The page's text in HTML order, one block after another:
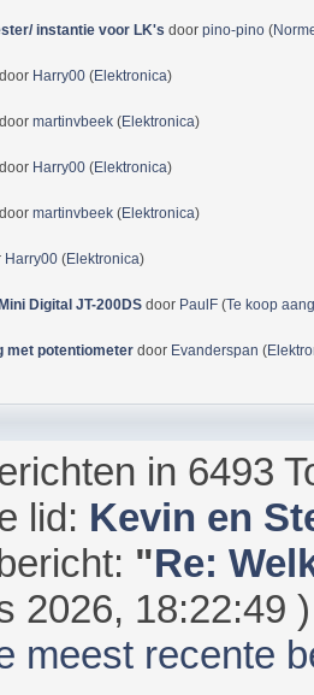
instantie voor LK's doorpino-pino (
door Harry00 (Elektronica)
doormartinvbeek (Elektronica)
door Harry00 (Elektronica)
doormartinvbeek (Elektronica)
Harry00 (Elektronica)
Digital JT-200DSdoor PaulF (Te koop
met potentiometer door Evanderspan (
in 6493
lid: Kevin en
"Re:
2026, 18:22:49 )
meest recente